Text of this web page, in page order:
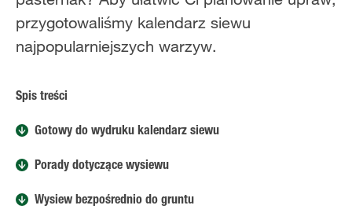
przygotowaliśmy kalendarz siewu
najpopularniejszych warzyw.
Spis treści
Gotowy do wydruku kalendarz siewu
Porady dotyczące wysiewu
Wysiew bezpośrednio do gruntu